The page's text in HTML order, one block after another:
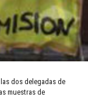
dos delegadas de
muestras de